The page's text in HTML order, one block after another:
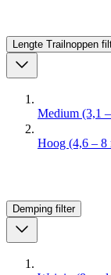
Lengte Trailnoppen
Medium (3,1
Hoog (4,6 – 8
Demping filter